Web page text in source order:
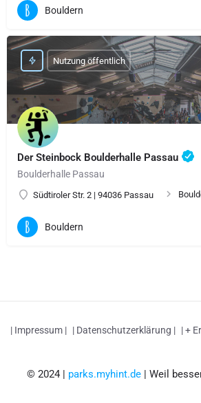
Bouldern
Der Steinbock Boulderhalle Passau
Boulderhalle Passau
Südtiroler Str. 2 | 94036 Passau
Nutzung öffentlich
Bouldern
| Impressum | | Datenschutzerklärung | | +
© 2024 | parks.myhint.de | Weil